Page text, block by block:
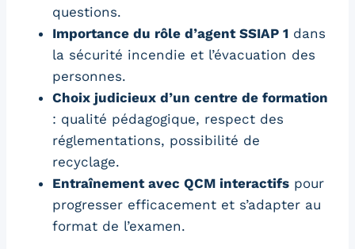
questions.
Importance du rôle d’agent SSIAP 1 dans
la sécurité incendie et l’évacuation des
personnes.
Choix judicieux d’un centre de formation
: qualité pédagogique, respect des
réglementations, possibilité de
recyclage.
Entraînement avec QCM interactifs pour
progresser efficacement et s’adapter au
format de l’examen.